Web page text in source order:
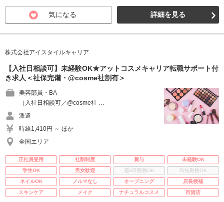
気になる 詳細を見る
株式会社アイスタイルキャリア
【入社日相談可】未経験OK★アットコスメキャリア転職サポート付
き求人＜社保完備・@cosme社割有＞
美容部員・BA
（入社日相談可／@cosme社 …
派遣
時給1,410円 ～ ほか
全国エリア
正社員登用 社割制度 賞与
未経験OK
学生OK
男女歓迎 週3日勤務OK
時短勤務OK
ネイルOK
ノルマなし オープニング
店長候補
スキンケア
メイク ナチュラルコスメ 百貨店